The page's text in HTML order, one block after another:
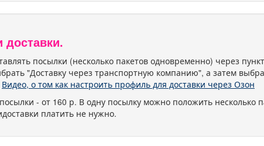
доставки.
посылки (несколько пакетов одновременно) через
"Доставку через транспортную компанию", а затем
Видео, о том как настроить профиль для доставки через Озон
- от 160 р. В одну посылку можно положить несколько
платить не нужно.